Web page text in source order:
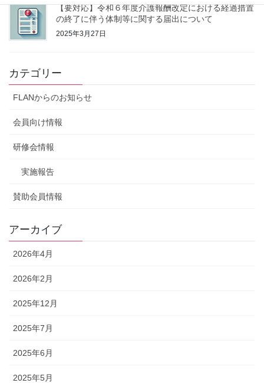
【要対応】令和６年度介護報酬改定における経過措置
の終了に伴う体制等に関する届出について
2025年3月27日
カテゴリー
FLANからのお知らせ
会員向け情報
研修会情報
実施報告
賛助会員情報
アーカイブ
2026年4月
2026年2月
2025年12月
2025年7月
2025年6月
2025年5月